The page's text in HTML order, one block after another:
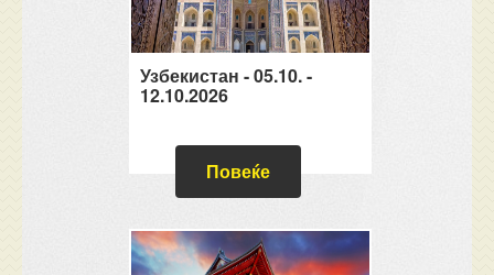
Узбекистан - 05.10. -
12.10.2026
Повеќе